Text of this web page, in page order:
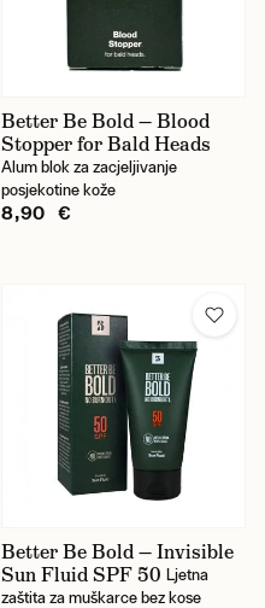
Better Be Bold — Blood
Stopper for Bald Heads
Alum blok za zacjeljivanje
posjekotine kože
8,90 €
Better Be Bold — Invisible
Sun Fluid SPF 50 Ljetna
zaštita za muškarce bez kose